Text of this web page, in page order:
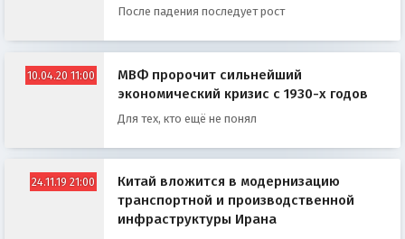
После падения последует рост
10.04.20 11:00
МВФ пророчит сильнейший
экономический кризис с 1930-х годов
Для тех, кто ещё не понял
24.11.19 21:00
Китай вложится в модернизацию
транспортной и производственной
инфраструктуры Ирана